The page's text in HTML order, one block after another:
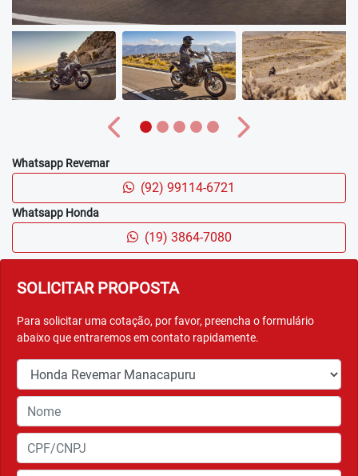
SOLICITAR PROPOSTA
Para solicitar uma cotação, por favor, preencha o formulário
abaixo que entraremos em contato rapidamente.
Anterior Próximo
Whatsapp Revemar
(92) 99114-6721
Whatsapp Honda
(19) 3864-7080